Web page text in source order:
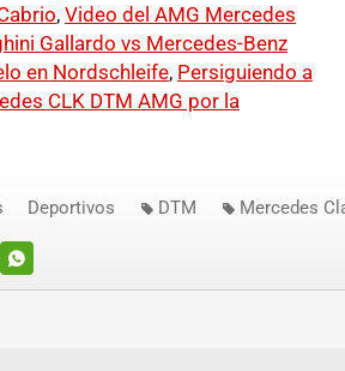
, Video del AMG Mercedes
Gallardo vs Mercedes-Benz
en Nordschleife, Persiguiendo a
CLK DTM AMG por la
WHATSAPP
Deportivos DTM Mercedes